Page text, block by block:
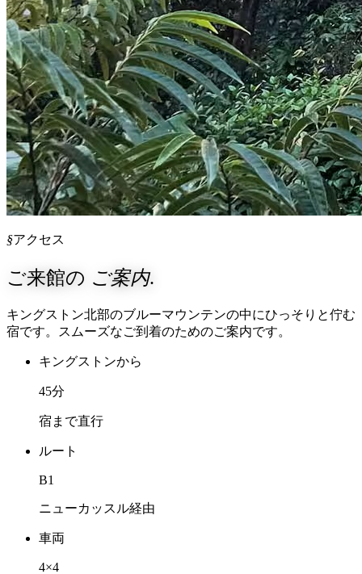
§アクセス
ご来館の ご案内.
キングストン北部のブルーマウンテンの中にひっそりと佇む
宿です。スムーズなご到着のためのご案内です。
キングストンから
45分
宿まで直行
ルート
B1
ニューカッスル経由
車両
4×4